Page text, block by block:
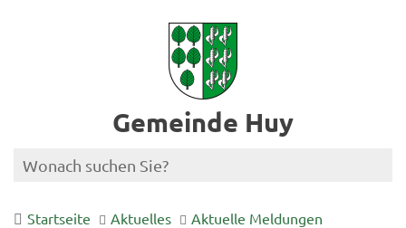
Gemeinde Huy
Startseite Aktuelles Aktuelle Meldungen